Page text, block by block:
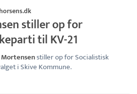
stiller op for
til KV-21
stiller op for Socialistisk
i Skive Kommune.